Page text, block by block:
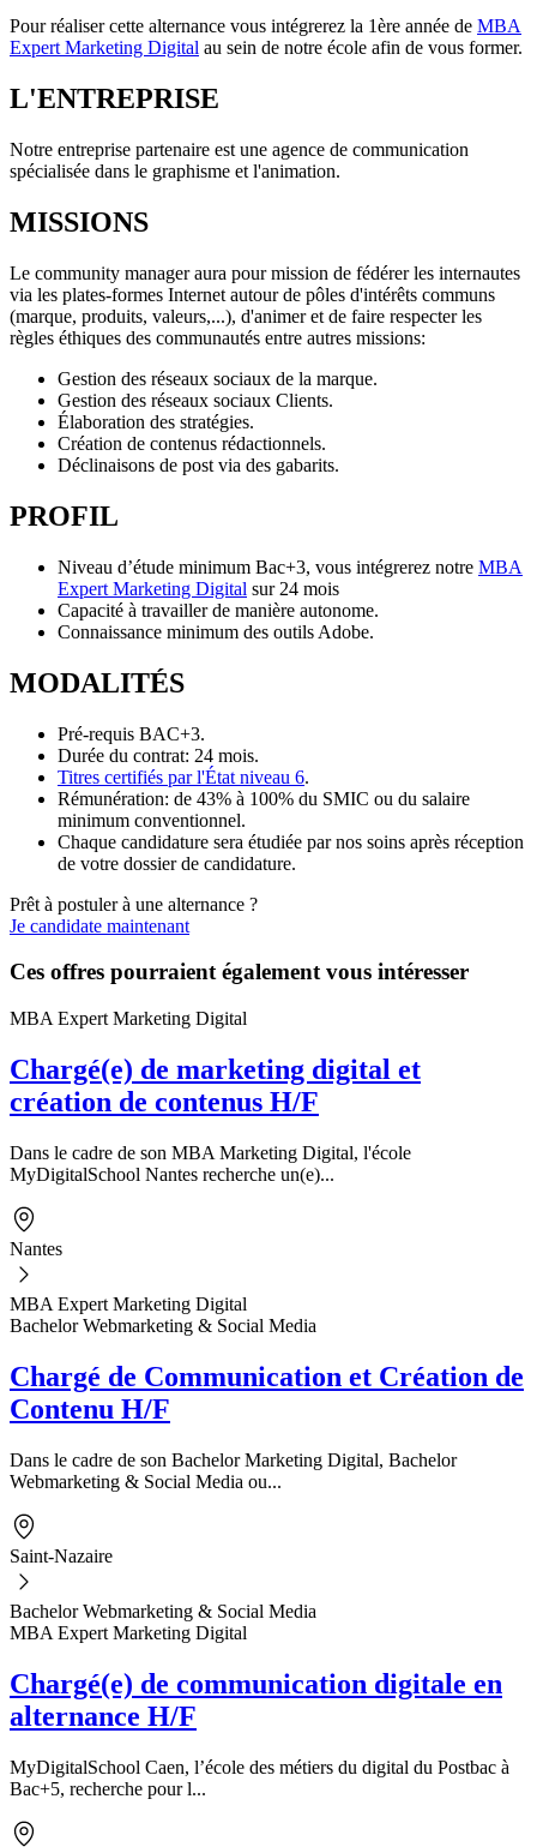
Pour réaliser cette alternance vous intégrerez la 1ère année de MBA
Expert Marketing Digital au sein de notre école afin de vous former.
L'ENTREPRISE
Notre entreprise partenaire est une agence de communication
spécialisée dans le graphisme et l'animation.
MISSIONS
Le community manager aura pour mission de fédérer les internautes
via les plates-formes Internet autour de pôles d'intérêts communs
(marque, produits, valeurs,...), d'animer et de faire respecter les
règles éthiques des communautés entre autres missions:
Gestion des réseaux sociaux de la marque.
Gestion des réseaux sociaux Clients.
Élaboration des stratégies.
Création de contenus rédactionnels.
Déclinaisons de post via des gabarits.
PROFIL
Niveau d’étude minimum Bac+3, vous intégrerez notre MBA
Expert Marketing Digital sur 24 mois
Capacité à travailler de manière autonome.
Connaissance minimum des outils Adobe.
MODALITÉS
Pré-requis BAC+3.
Durée du contrat: 24 mois.
Titres certifiés par l'État niveau 6.
Rémunération: de 43% à 100% du SMIC ou du salaire
minimum conventionnel.
Chaque candidature sera étudiée par nos soins après réception
de votre dossier de candidature.
Prêt à postuler à une alternance ?
Je candidate maintenant
Ces offres pourraient également vous intéresser
MBA Expert Marketing Digital
Chargé(e) de marketing digital et
création de contenus H/F
Dans le cadre de son MBA Marketing Digital, l'école
MyDigitalSchool Nantes recherche un(e)...
Nantes
MBA Expert Marketing Digital
Bachelor Webmarketing & Social Media
Chargé de Communication et Création de
Contenu H/F
Dans le cadre de son Bachelor Marketing Digital, Bachelor
Webmarketing & Social Media ou...
Saint-Nazaire
Bachelor Webmarketing & Social Media
MBA Expert Marketing Digital
Chargé(e) de communication digitale en
alternance H/F
MyDigitalSchool Caen, l’école des métiers du digital du Postbac à
Bac+5, recherche pour l...